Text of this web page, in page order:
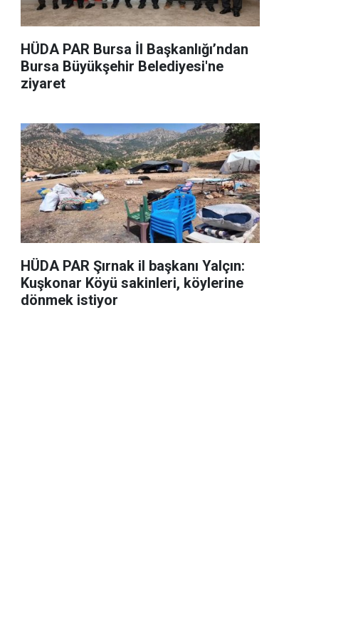
HÜDA PAR Bursa İl Başkanlığı’ndan
Bursa Büyükşehir Belediyesi'ne
ziyaret
HÜDA PAR Şırnak il başkanı Yalçın:
Kuşkonar Köyü sakinleri, köylerine
dönmek istiyor